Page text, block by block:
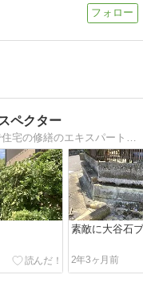
ペクター
千葉県〜茨城県の限定されたエリアで住宅の修繕のエキスパートとして活動いる元ウインドサーファーです
素敵に大谷石
2年3ヶ月前